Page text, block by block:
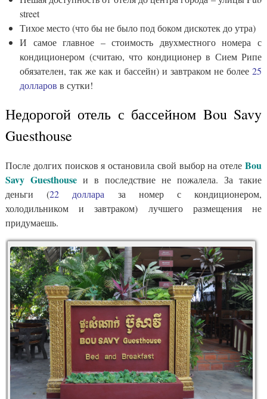
street
Тихое место (что бы не было под боком дискотек до утра)
И самое главное – стоимость двухместного номера с
кондиционером (считаю, что кондиционер в Сием Рипе
обязателен, так же как и бассейн) и завтраком не более 25
долларов в сутки!
Недорогой отель с бассейном Bou Savy
Guesthouse
После долгих поисков я остановила свой выбор на отеле Bou
Savy Guesthouse и в последствие не пожалела. За такие
деньги (22 доллара за номер с кондиционером,
холодильником и завтраком) лучшего размещения не
придумаешь.